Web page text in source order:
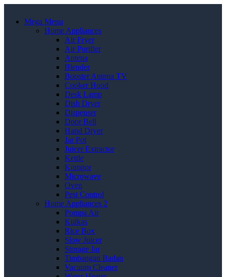
Mega Menu
Home Appliances
Air Fryer
Air Purifier
Antena
Blender
Booster Antena TV
Cooker Hood
Desk Lamp
Dish Dryer
Dispenser
Door Bell
Hand Dryer
Jar Pot
Juicer Extractor
Kettle
Kompor
Microwave
Oven
Pest Control
Home Appliances 2
Pompa Air
Kulkas
Rice Box
Slow Juicer
Storage Jar
Timbangan Badan
Vacuum Cleaner